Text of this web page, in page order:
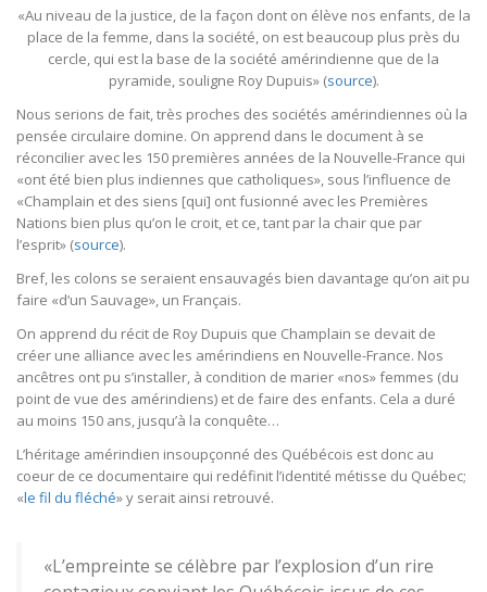
«Au niveau de la justice, de la façon dont on élève nos enfants, de la
place de la femme, dans la société, on est beaucoup plus près du
cercle, qui est la base de la société amérindienne que de la
pyramide, souligne Roy Dupuis» (source).
Nous serions de fait, très proches des sociétés amérindiennes où la
pensée circulaire domine. On apprend dans le document à se
réconcilier avec les 150 premières années de la Nouvelle-France qui
«ont été bien plus indiennes que catholiques», sous l’influence de
«Champlain et des siens [qui] ont fusionné avec les Premières
Nations bien plus qu’on le croit, et ce, tant par la chair que par
l’esprit» (source).
Bref, les colons se seraient ensauvagés bien davantage qu’on ait pu
faire «d’un Sauvage», un Français.
On apprend du récit de Roy Dupuis que Champlain se devait de
créer une alliance avec les amérindiens en Nouvelle-France. Nos
ancêtres ont pu s’installer, à condition de marier «nos» femmes (du
point de vue des amérindiens) et de faire des enfants. Cela a duré
au moins 150 ans, jusqu’à la conquête…
L’héritage amérindien insoupçonné des Québécois est donc au
coeur de ce documentaire qui redéfinit l’identité métisse du Québec;
«le fil du fléché» y serait ainsi retrouvé.
«L’empreinte se célèbre par l’explosion d’un rire